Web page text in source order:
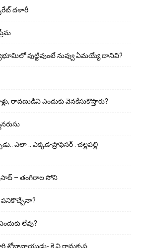
దళారీ
పుట్టివుంటే నువ్వు ఏమయ్యే దానివి?
ఎందుకు వెనకేసుకొస్తారు?
ఎలా .. ఎక్క‌డ‌-ప్రొఫెసర్ . చల్లపల్లి
ప్రసాద్ – తంగిరాల సోని
ప‌నికొచ్చేనా?
లేవు?
శోభానాయుడు- కె.వి.రామకృష్ణ